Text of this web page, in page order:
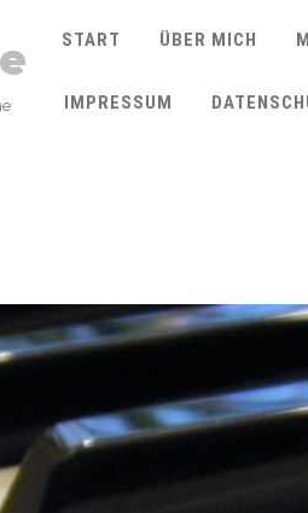
START ÜBER MICH
IMPRESSUM